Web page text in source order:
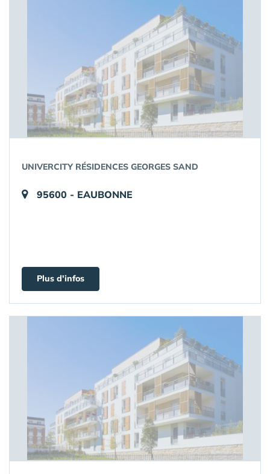
UNIVERCITY RÉSIDENCES GEORGES SAND
95600 - EAUBONNE
Plus d'infos